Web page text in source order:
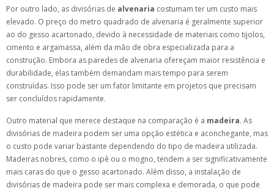
Por outro lado, as divisórias de alvenaria costumam ter um custo mais
elevado. O preço do metro quadrado de alvenaria é geralmente superior
ao do gesso acartonado, devido à necessidade de materiais como tijolos,
cimento e argamassa, além da mão de obra especializada para a
construção. Embora as paredes de alvenaria ofereçam maior resistência e
durabilidade, elas também demandam mais tempo para serem
construídas. Isso pode ser um fator limitante em projetos que precisam
ser concluídos rapidamente.
Outro material que merece destaque na comparação é a madeira. As
divisórias de madeira podem ser uma opção estética e aconchegante, mas
o custo pode variar bastante dependendo do tipo de madeira utilizada.
Madeiras nobres, como o ipê ou o mogno, tendem a ser significativamente
mais caras do que o gesso acartonado. Além disso, a instalação de
divisórias de madeira pode ser mais complexa e demorada, o que pode